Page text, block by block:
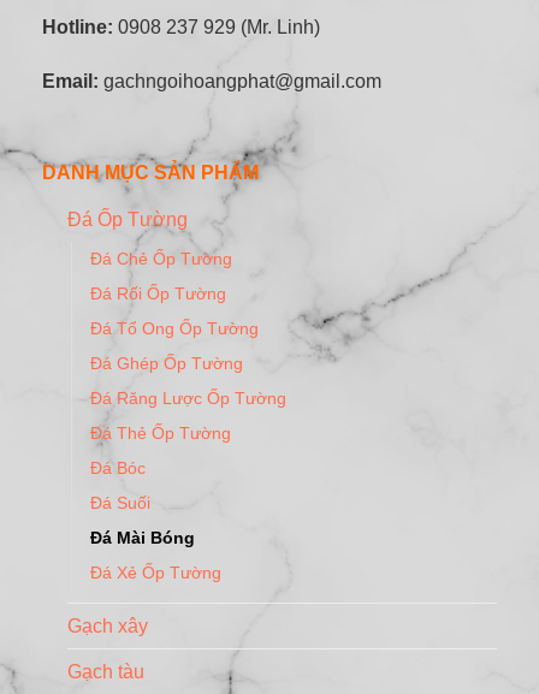
Hotline: 0908 237 929 (Mr. Linh)
Email: gachngoihoangphat@gmail.com
DANH MỤC SẢN PHẨM
Đá Ốp Tường
Đá Chẻ Ốp Tường
Đá Rối Ốp Tường
Đá Tổ Ong Ốp Tường
Đá Ghép Ốp Tường
Đá Răng Lược Ốp Tường
Đá Thẻ Ốp Tường
Đá Bóc
Đá Suối
Đá Mài Bóng
Đá Xẻ Ốp Tường
Gạch xây
Gạch tàu